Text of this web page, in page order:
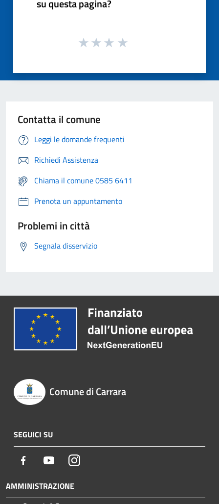
su questa pagina?
Contatta il comune
Leggi le domande frequenti
Richiedi Assistenza
Chiama il comune 0585 6411
Prenota un appuntamento
Problemi in città
Segnala disservizio
Comune di Carrara
SEGUICI SU
Facebook YoutubeInstagram
AMMINISTRAZIONE